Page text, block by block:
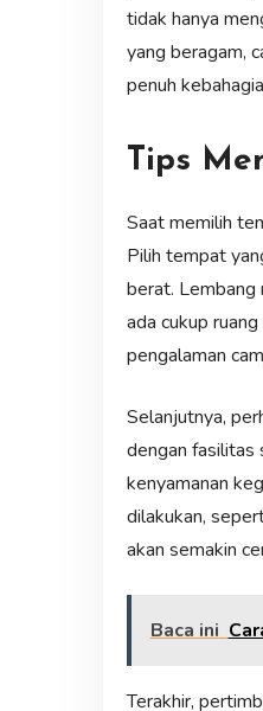
tidak hanya
yang beragam,
penuh
Tips
Saat memilih
Pilih tempat
berat. Lembang
ada cukup
pengalaman
Selanjutnya,
dengan fasilitas
kenyamanan
dilakukan,
akan semakin
Baca ini
Terakhir,